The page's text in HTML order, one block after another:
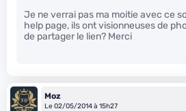
Je ne verrai pas ma moitie avec ce
help page, ils ont visionneuses de
de partager le lien? Merci
Moz
Le 02/05/2014 à 15h27